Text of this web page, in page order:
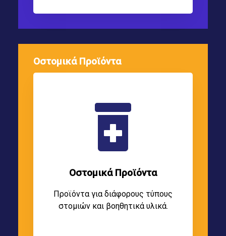
Οστομικά Προϊόντα
Οστομικά Προϊόντα
Προϊόντα για διάφορους τύπους
στομιών και βοηθητικά υλικά.